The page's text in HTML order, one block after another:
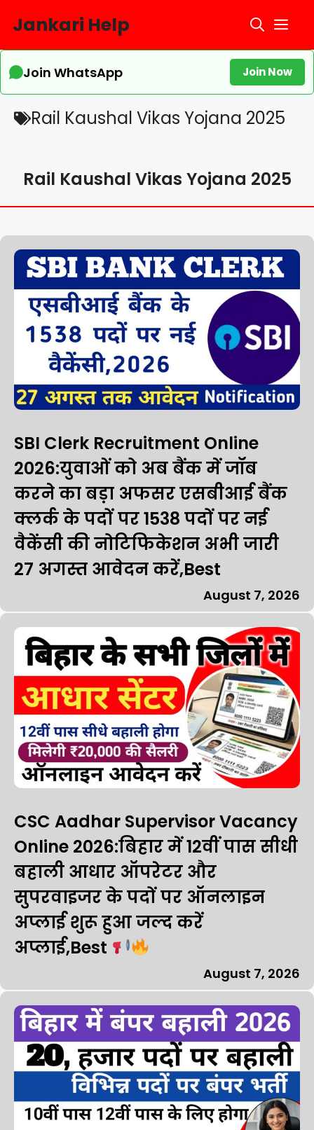
Jankari Help
Join WhatsApp Join Now
Rail Kaushal Vikas Yojana 2025
Rail Kaushal Vikas Yojana 2025
SBI Clerk Recruitment Online
2026:युवाओं को अब बैंक में जॉब
करने का बड़ा अफसर एसबीआई बैंक
क्लर्क के पदों पर 1538 पदों पर नई
वैकेंसी की नोटिफिकेशन अभी जारी
27 अगस्त आवेदन करें,Best
August 7, 2026
CSC Aadhar Supervisor Vacancy
Online 2026:बिहार में 12वीं पास सीधी
बहाली आधार ऑपरेटर और
सुपरवाइजर के पदों पर ऑनलाइन
अप्लाई शुरू हुआ जल्द करें
अप्लाई,Best
August 7, 2026